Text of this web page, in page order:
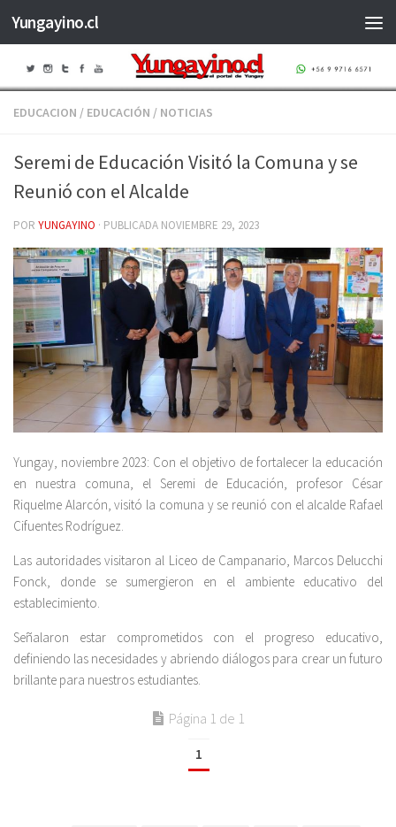
Saltar al contenido
Yungayino.cl
EDUCACION / EDUCACIÓN / NOTICIAS
Seremi de Educación Visitó la Comuna y se
Reunió con el Alcalde
POR YUNGAYINO · PUBLICADA NOVIEMBRE 29, 2023
Yungay, noviembre 2023: Con el objetivo de fortalecer la educación
en nuestra comuna, el Seremi de Educación, profesor César
Riquelme Alarcón, visitó la comuna y se reunió con el alcalde Rafael
Cifuentes Rodríguez.
Las autoridades visitaron al Liceo de Campanario, Marcos Delucchi
Fonck, donde se sumergieron en el ambiente educativo del
establecimiento.
Señalaron estar comprometidos con el progreso educativo,
definiendo las necesidades y abriendo diálogos para crear un futuro
brillante para nuestros estudiantes.
Página 1 de 1
1